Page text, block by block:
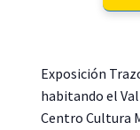
Exposición
habitando el
Centro Cultura